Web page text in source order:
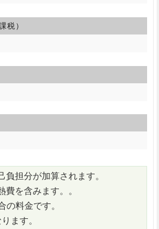
税）
負担分が加算されます。
を含みます。。
の料金です。
ます。